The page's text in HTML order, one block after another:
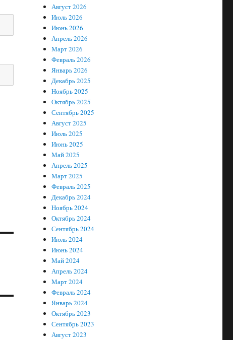
Август 2026
Июль 2026
Июнь 2026
Апрель 2026
Март 2026
Февраль 2026
Январь 2026
Декабрь 2025
Ноябрь 2025
Октябрь 2025
Сентябрь 2025
Август 2025
Июль 2025
Июнь 2025
Май 2025
Апрель 2025
Март 2025
Февраль 2025
Декабрь 2024
Ноябрь 2024
Октябрь 2024
Сентябрь 2024
Июль 2024
Июнь 2024
Май 2024
Апрель 2024
Март 2024
Февраль 2024
Январь 2024
Октябрь 2023
Сентябрь 2023
Август 2023